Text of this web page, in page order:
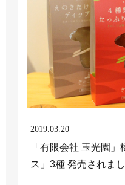
2019.03.20
「有限会社 玉光園
ス」3種 発売されまし